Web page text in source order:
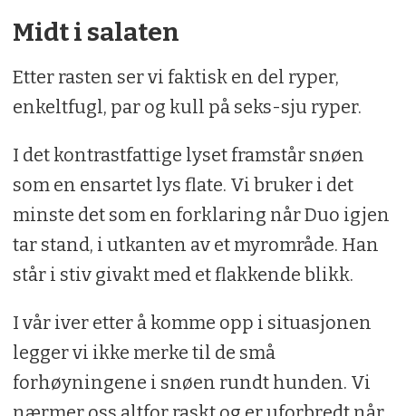
Midt i salaten
Etter rasten ser vi faktisk en del ryper,
enkeltfugl, par og kull på seks-sju ryper.
I det kontrastfattige lyset framstår snøen
som en ensartet lys flate. Vi bruker i det
minste det som en forklaring når Duo igjen
tar stand, i utkanten av et myrområde. Han
står i stiv givakt med et flakkende blikk.
I vår iver etter å komme opp i situasjonen
legger vi ikke merke til de små
forhøyningene i snøen rundt hunden. Vi